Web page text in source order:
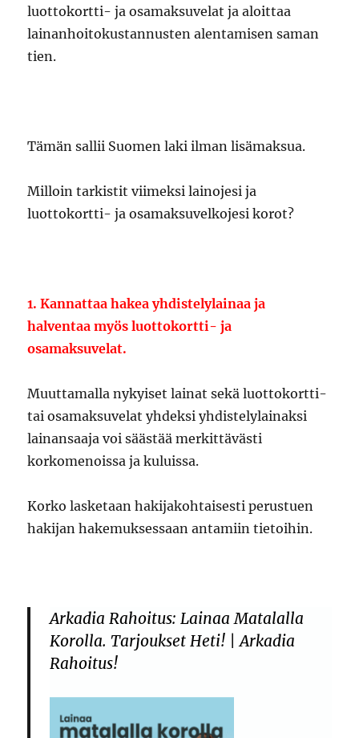
luottokortti- ja osamaksuvelat ja aloittaa
lainanhoitokustannusten alentamisen saman
tien.
Tämän sallii Suomen laki ilman lisämaksua.
Milloin tarkistit viimeksi lainojesi ja
luottokortti- ja osamaksuvelkojesi korot?
1. Kannattaa hakea yhdistelylainaa ja
halventaa myös luottokortti- ja
osamaksuvelat.
Muuttamalla nykyiset lainat sekä luottokortti-
tai osamaksuvelat yhdeksi yhdistelylainaksi
lainansaaja voi säästää merkittävästi
korkomenoissa ja kuluissa.
Korko lasketaan hakijakohtaisesti perustuen
hakijan hakemuksessaan antamiin tietoihin.
Arkadia Rahoitus: Lainaa Matalalla
Korolla. Tarjoukset Heti! | Arkadia
Rahoitus!